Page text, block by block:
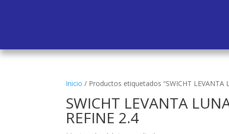
Inicio / Productos etiquetados “SWICHT LEVANTA
SWICHT LEVANTA
REFINE 2.4